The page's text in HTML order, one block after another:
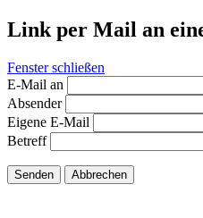
Link per Mail an
Fenster schließen
E-Mail an
Absender
Eigene E-Mail
Betreff
Senden Abbrechen